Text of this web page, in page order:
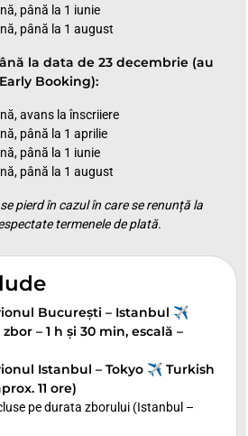
până la 1 iunie
până la 1 august
la data de 23 decembrie (au
Booking):
avans la înscriiere
până la 1 aprilie
până la 1 iunie
până la 1 august
pierd în cazul în care se renunță la
termenele de plată.
București – Istanbul ✈
– 1 h și 30 min, escală –
Istanbul – Tokyo ✈ Turkish
11 ore)
pe durata zborului (Istanbul –